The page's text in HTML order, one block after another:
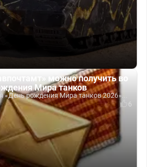
можно получить во
Мира танков
«День рождения Мира танков 2026»...
6